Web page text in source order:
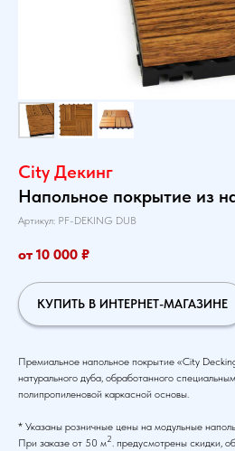
City Декинг
Напольное покрытие из
Артикул: PF-DEKING DUB
от 10 000 ₽
КУПИТЬ В ИНТЕРНЕТ-МАГАЗИНЕ
Премиальное напольное покрытие «City
натурального дуба, обработанного
полипропиленовой каркасной основы.
* Указаны розничные цены на модульные
При заказе от 50 м2. предусмотрены скидки,